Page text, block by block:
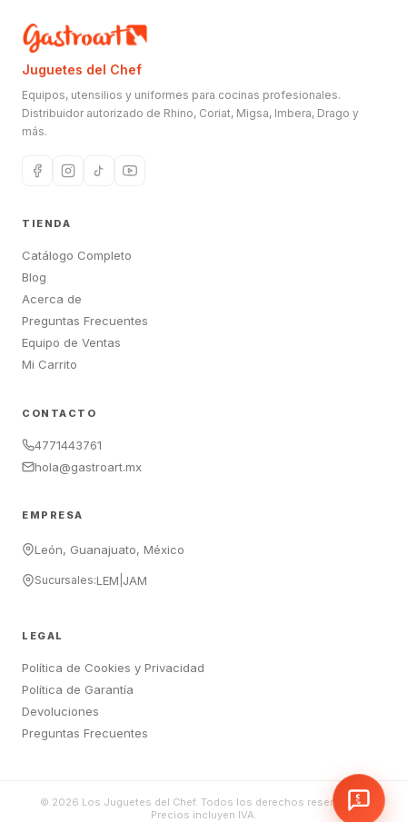
Juguetes del Chef
Equipos, utensilios y uniformes para cocinas profesionales.
Distribuidor autorizado de Rhino, Coriat, Migsa, Imbera, Drago y
más.
TIENDA
Catálogo Completo
Blog
Acerca de
Preguntas Frecuentes
Equipo de Ventas
Mi Carrito
CONTACTO
4771443761
hola@gastroart.mx
EMPRESA
León, Guanajuato, México
Sucursales:LEM JAM
LEGAL
Política de Cookies y Privacidad
Política de Garantía
Devoluciones
Preguntas Frecuentes
© 2026 Los Juguetes del Chef. Todos los derechos reservados.
Precios incluyen IVA.